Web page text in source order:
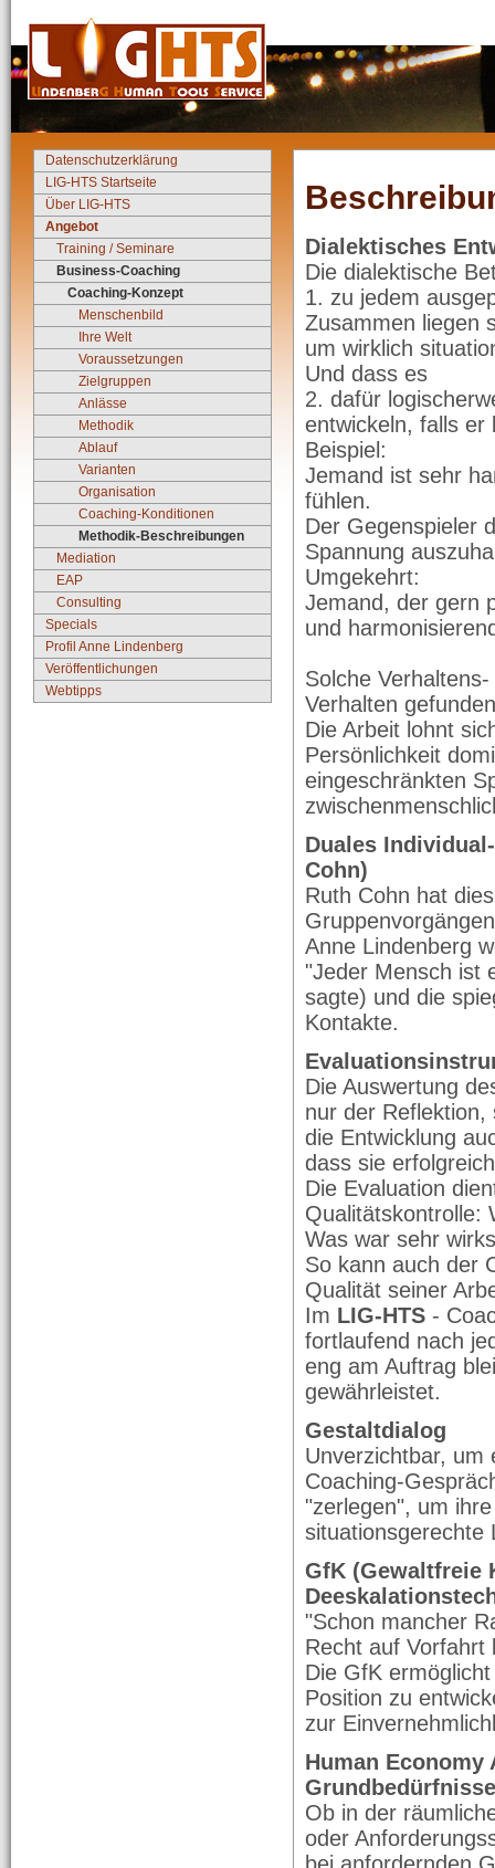
Datenschutzerklärung
LIG-HTS Startseite
Über LIG-HTS
Angebot
Training / Seminare
Business-Coaching
Coaching-Konzept
Menschenbild
Ihre Welt
Voraussetzungen
Zielgruppen
Anlässe
Methodik
Ablauf
Varianten
Organisation
Coaching-Konditionen
Methodik-Beschreibungen
Mediation
EAP
Consulting
Specials
Profil Anne Lindenberg
Veröffentlichungen
Webtipps
Dialektisches
Die dialektische
1. zu jedem
Zusammen liegen
um wirklich
Und dass es
2. dafür
entwickeln, falls er
Beispiel:
Jemand ist sehr
fühlen.
Der Gegenspieler
Spannung
Umgekehrt:
Jemand, der gern
und
Solche
Verhalten
Die Arbeit lohnt
Persönlichkeit
eingeschränkten
Duales
Cohn)
Ruth Cohn hat
Anne Lindenberg
"Jeder Mensch ist
sagte) und die
Kontakte.
Die Auswertung
nur der
die Entwicklung
dass sie
Die Evaluation
Qualitätskontrolle:
Was war sehr
So kann auch der
Qualität seiner
Im LIG-HTS -
fortlaufend nach
eng am Auftrag
gewährleistet.
Gestaltdialog
Unverzichtbar, um
Coaching-
"zerlegen", um
situationsgerechte
GfK (Gewaltfreie
"Schon mancher
Recht auf Vorfahrt
Die GfK
Position zu
zur
Human
Ob in der
oder